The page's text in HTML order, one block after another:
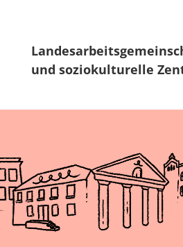
und soziokulturelle